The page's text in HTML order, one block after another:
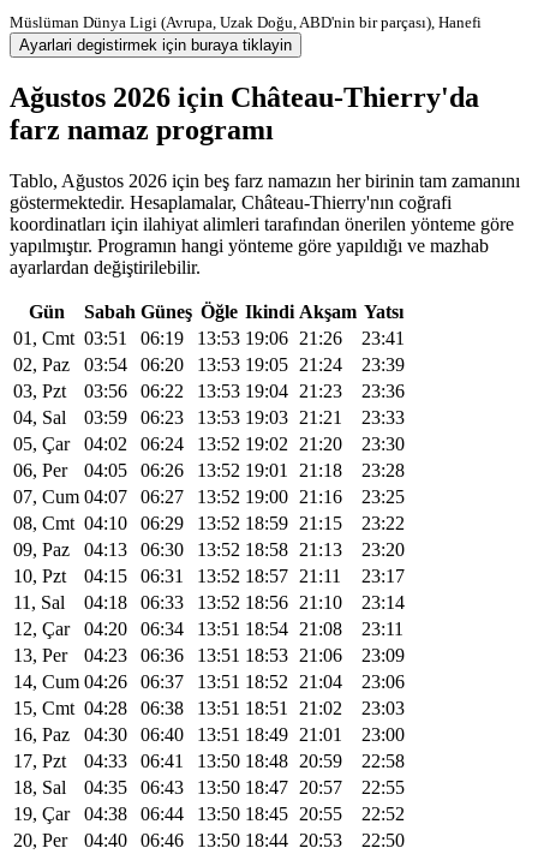
Müslüman Dünya Ligi (Avrupa, Uzak Doğu, ABD'nin bir parçası), Hanefi
Ayarlari degistirmek için buraya tiklayin
Ağustos 2026 için Château-Thierry'da
farz namaz programı
Tablo, Ağustos 2026 için beş farz namazın her birinin tam zamanını
göstermektedir. Hesaplamalar, Château-Thierry'nın coğrafi
koordinatları için ilahiyat alimleri tarafından önerilen yönteme göre
yapılmıştır. Programın hangi yönteme göre yapıldığı ve mazhab
ayarlardan değiştirilebilir.
Gün Sabah Güneş Öğle Ikindi Akşam Yatsı
01, Cmt 03:51 06:19 13:53 19:06 21:26
23:41
02, Paz
03:54 06:20 13:53 19:05 21:24
23:39
03, Pzt
03:56 06:22 13:53 19:04 21:23
23:36
04, Sal
03:59 06:23 13:53 19:03 21:21
23:33
05, Çar
04:02 06:24 13:52 19:02 21:20
23:30
06, Per
04:05 06:26 13:52 19:01 21:18
23:28
07, Cum 04:07 06:27 13:52 19:00 21:16
23:25
08, Cmt 04:10 06:29 13:52 18:59 21:15
23:22
09, Paz
04:13 06:30 13:52 18:58 21:13
23:20
10, Pzt
04:15 06:31 13:52 18:57 21:11
23:17
11, Sal
04:18 06:33 13:52 18:56 21:10
23:14
12, Çar
04:20 06:34 13:51 18:54 21:08
23:11
13, Per
04:23 06:36 13:51 18:53 21:06
23:09
14, Cum 04:26 06:37 13:51 18:52 21:04
23:06
15, Cmt 04:28 06:38 13:51 18:51 21:02
23:03
16, Paz
04:30 06:40 13:51 18:49 21:01
23:00
17, Pzt
04:33 06:41 13:50 18:48 20:59
22:58
18, Sal
04:35 06:43 13:50 18:47 20:57
22:55
19, Çar
04:38 06:44 13:50 18:45 20:55
22:52
20, Per
04:40 06:46 13:50 18:44 20:53
22:50